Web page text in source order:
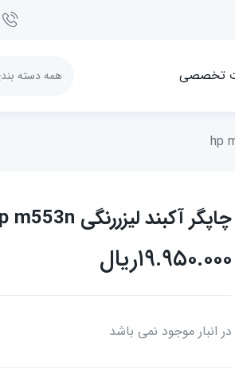
تخصصی
چاپگر آکبند لیزررنگی hp m553n
ریال۱۹.۹۵۰.۰۰۰
در انبار موجود نمی باشد